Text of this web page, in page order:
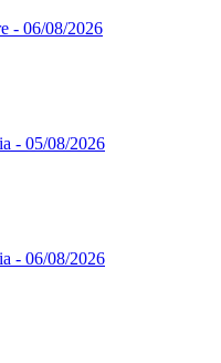
- 06/08/2026
- 05/08/2026
- 06/08/2026